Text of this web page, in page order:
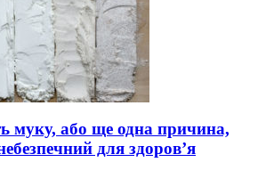
муку, або ще одна причина,
для здоров’я